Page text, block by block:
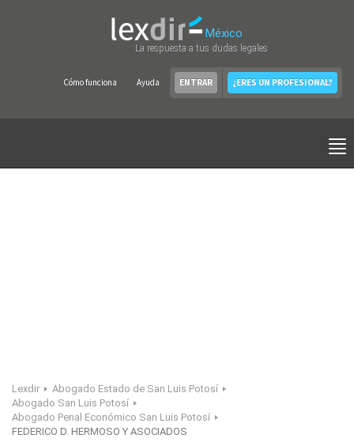
México
La respuesta a tus dudas legales
Cómo funciona Ayuda ENTRAR ¿ERES UN PROFESIONAL?
Lexdir
Abogado Estado de San Luis Potosí
Abogado San Luis Potosí
Abogado Penal Económico San Luis Potosí
FEDERICO D. HERMOSO Y ASOCIADOS